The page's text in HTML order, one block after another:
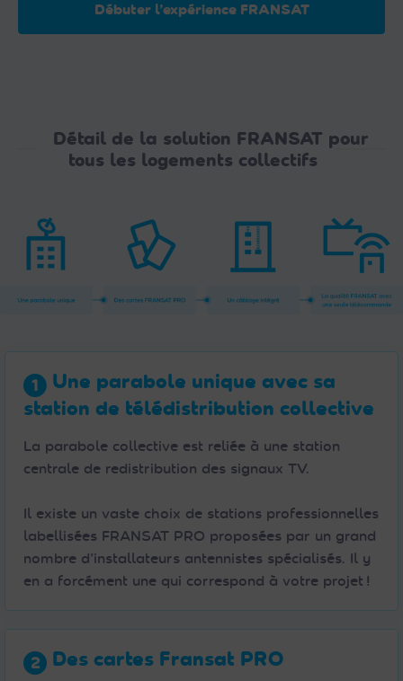
Débuter l’expérience FRANSAT
Détail de la solution FRANSAT pour
tous les logements collectifs
Une parabole unique avec sa
station de télédistribution collective
La parabole collective est reliée à une station
centrale de redistribution des signaux TV.
Il existe un vaste choix de stations professionnelles
labellisées FRANSAT PRO proposées par un grand
nombre d’installateurs antennistes spécialisés. Il y
en a forcément une qui correspond à votre projet !
Des cartes Fransat PRO